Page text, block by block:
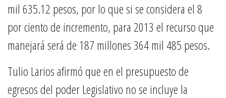
mil 635.12 pesos, por lo que si se considera el 8
por ciento de incremento, para 2013 el recurso que
manejará será de 187 millones 364 mil 485 pesos.
Tulio Larios afirmó que en el presupuesto de
egresos del poder Legislativo no se incluye la